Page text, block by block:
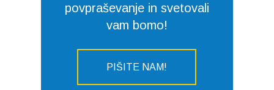
povpraševanje in svetovali
vam bomo!
PIŠITE NAM!